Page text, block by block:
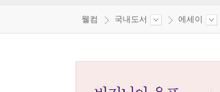
웰컴 국내도서 에세이